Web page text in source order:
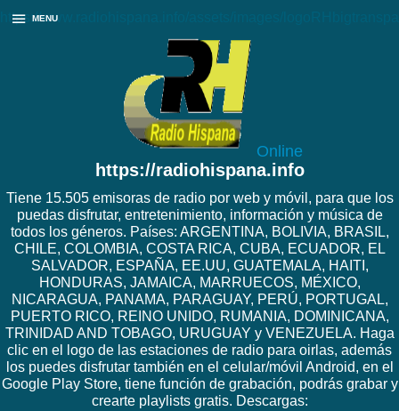
https://www.radiohispana.info/assets/images/
Online
https://radiohispana.info
Tiene 15.505 emisoras de radio por web y móvil, para que los
puedas disfrutar, entretenimiento, información y música de
todos los géneros. Países: ARGENTINA, BOLIVIA, BRASIL,
CHILE, COLOMBIA, COSTA RICA, CUBA, ECUADOR, EL
SALVADOR, ESPAÑA, EE.UU, GUATEMALA, HAITI,
HONDURAS, JAMAICA, MARRUECOS, MÉXICO,
NICARAGUA, PANAMA, PARAGUAY, PERÚ, PORTUGAL,
PUERTO RICO, REINO UNIDO, RUMANIA, DOMINICANA,
TRINIDAD AND TOBAGO, URUGUAY y VENEZUELA. Haga
clic en el logo de las estaciones de radio para oirlas, además
los puedes disfrutar también en el celular/móvil Android, en el
Google Play Store, tiene función de grabación, podrás grabar y
crearte playlists gratis. Descargas:
MENU